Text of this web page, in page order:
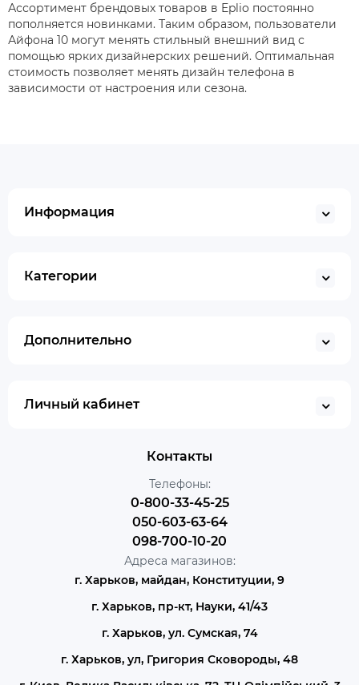
Ассортимент брендовых товаров в Eplio постоянно
пополняется новинками. Таким образом, пользователи
Айфона 10 могут менять стильный внешний вид с
помощью ярких дизайнерских решений. Оптимальная
стоимость позволяет менять дизайн телефона в
зависимости от настроения или сезона.
Информация
Категории
Дополнительно
Личный кабинет
Контакты
Телефоны:
0-800-33-45-25
050-603-63-64
098-700-10-20
Адреса магазинов:
г. Харьков, майдан, Конституции, 9
г. Харьков, пр-кт, Науки, 41/43
г. Харьков, ул. Сумская, 74
г. Харьков, ул, Григория Сковороды, 48